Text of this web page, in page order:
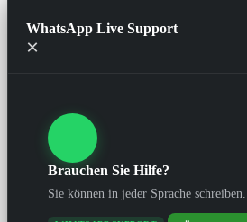
WhatsApp Live Support
×
Brauchen Sie Hilfe?
Sie können in jeder Sprache